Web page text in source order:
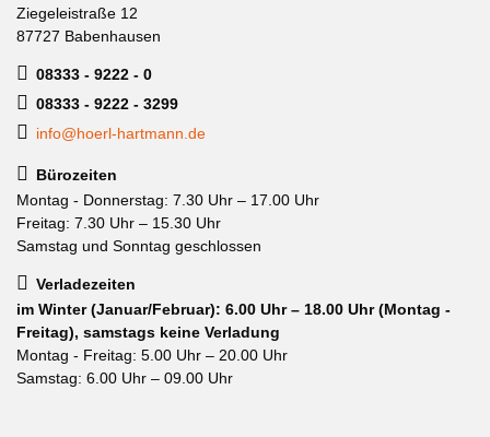
Ziegeleistraße 12
87727 Babenhausen
08333 - 9222 - 0
08333 - 9222 - 3299
info@hoerl-hartmann.de
Bürozeiten
Montag - Donnerstag: 7.30 Uhr – 17.00 Uhr
Freitag: 7.30 Uhr – 15.30 Uhr
Samstag und Sonntag geschlossen
Verladezeiten
im Winter (Januar/Februar): 6.00 Uhr – 18.00 Uhr (Montag -
Freitag), samstags keine Verladung
Montag - Freitag: 5.00 Uhr – 20.00 Uhr
Samstag: 6.00 Uhr – 09.00 Uhr